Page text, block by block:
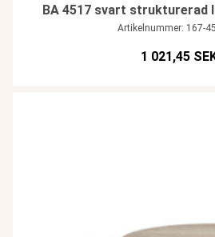
BA 4517 svart strukturerad
Artikelnummer: 167-
1 021,45